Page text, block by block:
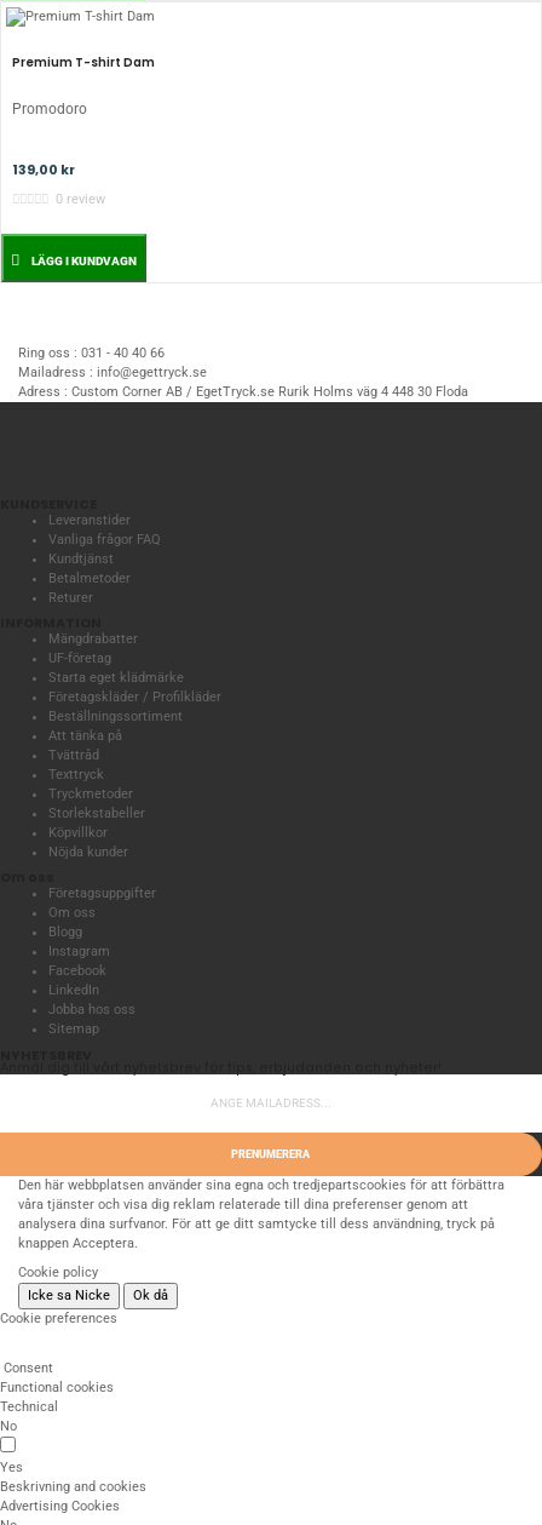
Premium T-shirt Dam
Promodoro
139,00 kr
0 review
LÄGG I KUNDVAGN
Ring oss : 031 - 40 40 66
Mailadress : info@egettryck.se
Adress : Custom Corner AB / EgetTryck.se Rurik Holms väg 4 448 30 Floda
Leveranstider
Vanliga frågor FAQ
Kundtjänst
Betalmetoder
Returer
Mängdrabatter
UF-företag
Starta eget klädmärke
Företagskläder / Profilkläder
Beställningssortiment
Att tänka på
Tvättråd
Texttryck
Tryckmetoder
Storlekstabeller
Köpvillkor
Nöjda kunder
Företagsuppgifter
Om oss
Blogg
Instagram
Facebook
LinkedIn
Jobba hos oss
Sitemap
PRENUMERERA
Den här webbplatsen använder sina egna och tredjepartscookies för att förbättra
våra tjänster och visa dig reklam relaterade till dina preferenser genom att
analysera dina surfvanor. För att ge ditt samtycke till dess användning, tryck på
knappen Acceptera.
Cookie policy
Icke sa Nicke
Ok då
Cookie preferences
Consent
Functional cookies
Technical
No
Yes
Beskrivning and cookies
Advertising Cookies